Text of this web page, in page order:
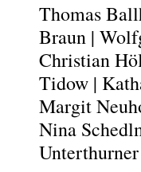
Thomas
Braun |
Christian
Tidow |
Margit
Nina